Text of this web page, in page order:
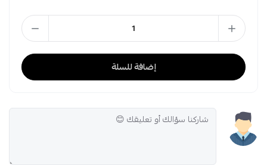
إضافة للسلة